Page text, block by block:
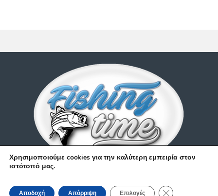
210 9514 529
Χρησιμοποιούμε cookies για την καλύτερη εμπειρία στον
ιστότοπό μας.
Αποδοχή Απόρριψη Επιλογές Κλείσιμο του